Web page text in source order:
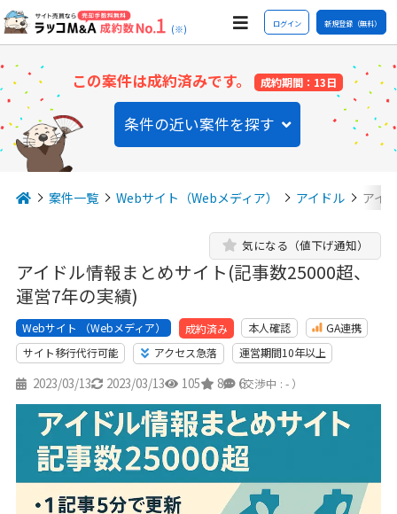
(※) ログイン 新規登録（無料）
この案件は成約済みです。 成約期間：13日
条件の近い案件を探す
案件一覧 Webサイト（Webメディア） アイドル アイ
アイドル情報まとめサイト(記事数25000超、
運営7年の実績)
気になる（値下げ通知）
Webサイト （Webメディア） 成約済み 本人確認
GA連携
サイト移行代行可能
アクセス急落 運営期間10年以上
2023/03/13 2023/03/13 105 8 6
（交渉中 : - ）